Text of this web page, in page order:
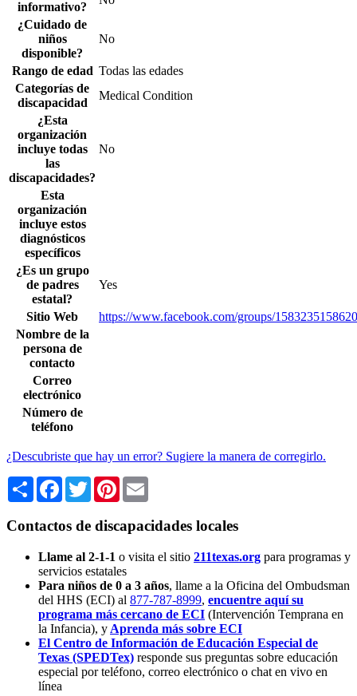
informativo?
¿Cuidado de
niños
disponible?
No
Rango de edad Todas las edades
Categorías de
discapacidad
Medical Condition
¿Esta
organización
incluye todas
las
discapacidades?
No
Esta
organización
incluye estos
diagnósticos
específicos
¿Es un grupo
de padres
estatal?
Yes
Sitio Web
https://www.facebook.com/groups/
Nombre de la
persona de
contacto
Correo
electrónico
Número de
teléfono
¿Descubriste que hay un error? Sugiere la manera de corregirlo.
Share Facebook
TwitterPinterest
Contactos de discapacidades locales
Llame al 2-1-1 o visita el sitio 211texas.org para programas y
servicios estatales
Para niños de 0 a 3 años, llame a la Oficina del Ombudsman
del HHS (ECI) al 877-787-8999, encuentre aquí su
programa más cercano de ECI (Intervención Temprana en
la Infancia), y Aprenda más sobre ECI
El Centro de Información de Educación Especial de
Texas (SPEDTex) responde sus preguntas sobre educación
especial por teléfono, correo electrónico o chat en vivo en
línea